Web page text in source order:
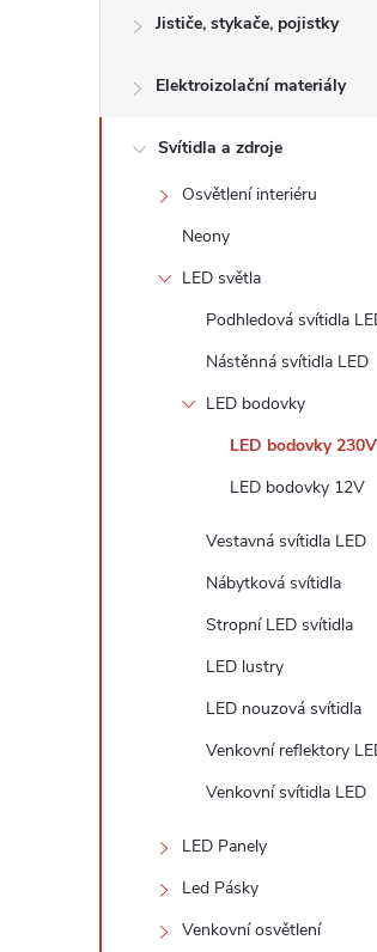
n
Jističe, stykače, pojistky
Elektroizolační materiály
Svítidla a zdroje
Osvětlení interiéru
Neony
LED světla
Podhledová svítidla
Nástěnná svítidla LED
LED bodovky
LED bodovky 230V
LED bodovky 12V
Vestavná svítidla LED
Nábytková svítidla
Stropní LED svítidla
LED lustry
LED nouzová svítidla
Venkovní reflektory
Venkovní svítidla LED
LED Panely
Led Pásky
Venkovní osvětlení